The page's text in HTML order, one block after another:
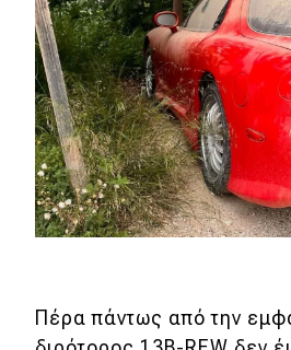
Πέρα πάντως από την